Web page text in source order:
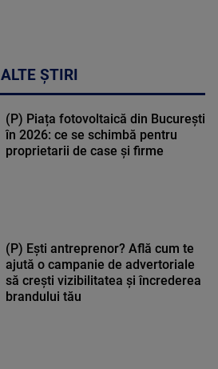
ALTE ȘTIRI
(P) Piața fotovoltaică din București
în 2026: ce se schimbă pentru
proprietarii de case și firme
(P) Ești antreprenor? Află cum te
ajută o campanie de advertoriale
să crești vizibilitatea și încrederea
brandului tău